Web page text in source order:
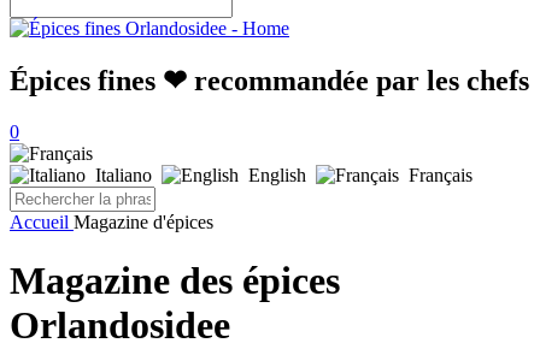
Épices fines ❤ recommandée par les chefs
0
Italiano English Français
Accueil Magazine d'épices
Magazine des épices
Orlandosidee